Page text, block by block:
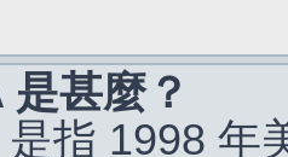
甚麼？
是指 1998 年